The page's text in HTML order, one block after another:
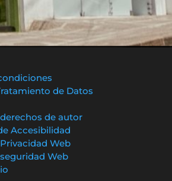
de Datos
de autor
Accesibilidad
Web
Web